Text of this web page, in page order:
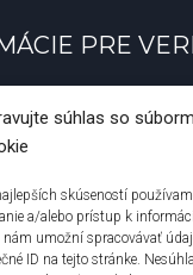
súhlas so
skúseností
a/alebo prístup k
umožní spracovávať
ID na tejto stránke.
PRE
prístup k
faktúry,
Verejné
ochrany